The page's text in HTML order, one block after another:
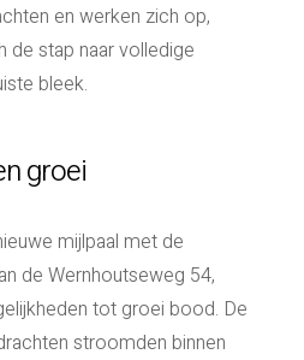
en werken zich op,
stap naar volledige
bleek.
groei
mijlpaal met de
de Wernhoutseweg 54,
tot groei bood. De
stroomden binnen